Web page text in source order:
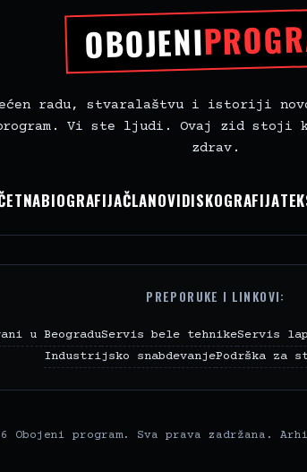
OBOJENI
radu, stvaralaštvu i istoriji
Vi ste ljudi. Ovaj zid
zdrav.
BIOGRAFIJAČLANOVIDISKOGRAFIJA
PREPORUKE I LINKOVI:
u BeograduServis bele tehnikeServis
Industrijsko snabdevanjePodrška za
Obojeni program. Sva prava zadržana.